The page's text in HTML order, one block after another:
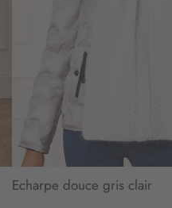
Echarpe douce gris clair